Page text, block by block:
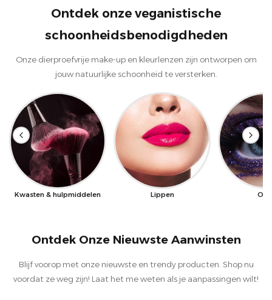
Ontdek onze veganistische
schoonheidsbenodigdheden
Onze dierproefvrije make-up en kleurlenzen zijn ontworpen om
jouw natuurlijke schoonheid te versterken.
Kwasten & hulpmiddelen Lippen
Ontdek Onze Nieuwste Aanwinsten
Blijf voorop met onze nieuwste en trendy producten. Shop nu
voordat ze weg zijn! Laat het me weten als je aanpassingen wilt!